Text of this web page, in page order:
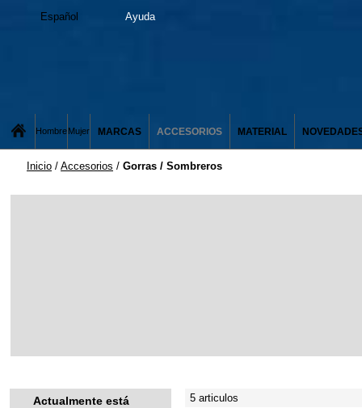
Español Ayuda
HombreMujer MARCAS ACCESORIOS MATERIAL
Inicio / Accesorios / Gorras / Sombreros
Actualmente está
5 articulos